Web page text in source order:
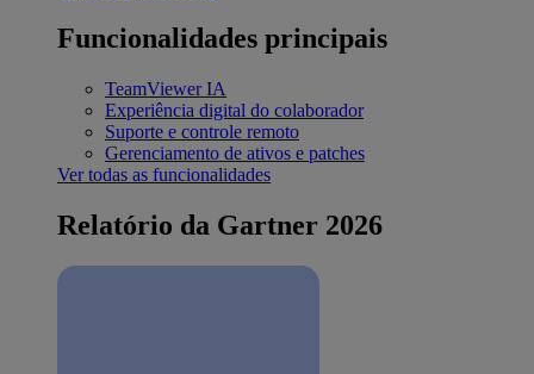
Funcionalidades principais
TeamViewer IA
Experiência digital do colaborador
Suporte e controle remoto
Gerenciamento de ativos e patches
Ver todas as funcionalidades
Relatório da Gartner 2026